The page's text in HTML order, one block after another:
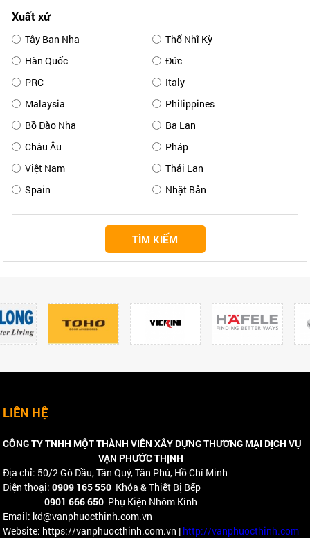
Xuất xứ
Tây Ban Nha
Thổ Nhĩ Kỳ
Hàn Quốc
Đức
PRC
Italy
Malaysia
Philippines
Bồ Đào Nha
Ba Lan
Châu Âu
Pháp
Việt Nam
Thái Lan
Spain
Nhật Bản
TÌM KIẾM
LIÊN HỆ
CÔNG TY TNHH MỘT THÀNH VIÊN XÂY DỰNG THƯƠNG MẠI DỊCH VỤ
VẠN PHƯỚC THỊNH
Địa chỉ: 50/2 Gò Dầu, Tân Quý, Tân Phú, Hồ Chí Minh
Điện thoại:0909 165 550 Khóa & Thiết Bị Bếp
0901 666 650 Phụ Kiện Nhôm Kính
Email: kd@vanphuocthinh.com.vn
Website: https://vanphuocthinh.com.vn | http://vanphuocthinh.com